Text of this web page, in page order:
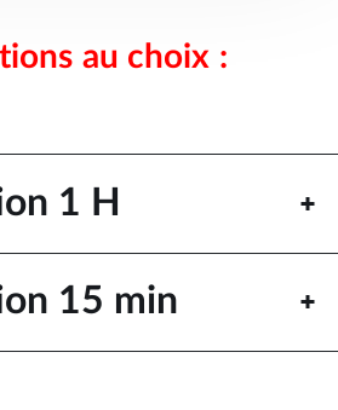
au choix :
1 H
15 min